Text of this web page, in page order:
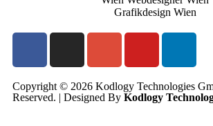
Copyright © 2026 Kodlogy Technologies
Reserved. | Designed By Kodlogy